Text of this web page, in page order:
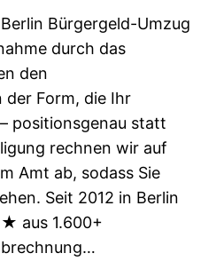
Bürgergeld-Umzug
durch das
den
der Form, die Ihr
positionsgenau statt
rechnen wir auf
Amt ab, sodass Sie
Seit 2012 in Berlin
aus 1.600+